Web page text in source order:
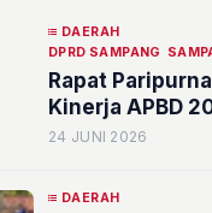
DAERAH
DPRD SAMPANG
Rapat
Kinerja APBD
24 JUNI 2026
DAERAH